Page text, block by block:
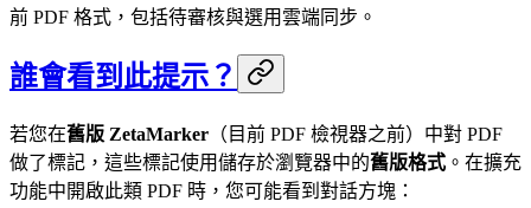
前 PDF 格式，包括待審核與選用雲端同步。
誰會看到此提示？
若您在舊版 ZetaMarker （目前 PDF 檢視器之前）中對 PDF
做了標記，這些標記使用儲存於瀏覽器中的舊版格式 。在擴充
功能中開啟此類 PDF 時，您可能看到對話方塊：